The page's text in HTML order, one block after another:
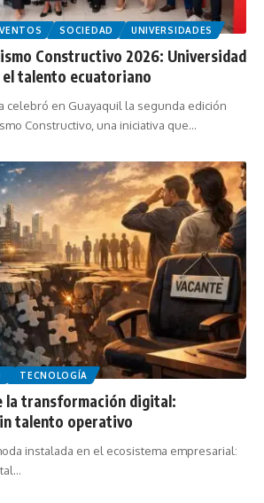
SOCIEDAD UNIVERSIDADES
Constructivo 2026: Universidad
talento ecuatoriano
celebró en Guayaquil la segunda edición
Constructivo, una iniciativa que…
TECNOLOGÍA
la transformación digital:
talento operativo
instalada en el ecosistema empresarial: